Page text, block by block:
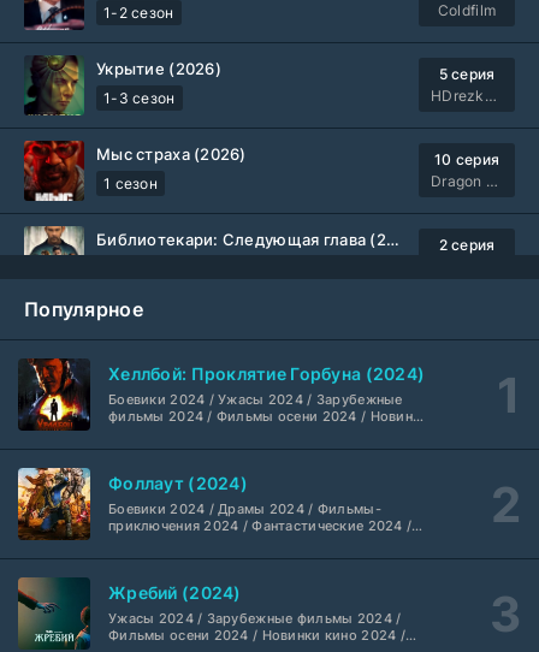
1-2 сезон
Coldfilm
Укрытие (2026)
1-3 сезон
5 серия
HDrezka Studio
Мыс страха (2026)
1 сезон
10 серия
Dragon Money Studio
Библиотекари: Следующая глава (2026)
2 серия
Анна медиум (2021-2026)
Преступление с низким IQ (2026)
1 сезон
24 серия
DubLik.TV
Страна боев (2026)
1 сезон
Coldfilm
Популярное
Хеллбой: Проклятие Горбуна (2024)
Боевики 2024 / Ужасы 2024 / Зарубежные
фильмы 2024 / Фильмы осени 2024 / Новинки
2024 / Американские фильмы / Фильмы
высоким рейтингом / Интересные фильмы /
Крутые фильмы / Популярные фильмы
Фоллаут (2024)
Боевики 2024 / Драмы 2024 / Фильмы-
приключения 2024 / Фантастические 2024 /
смотреть / Сериалы в 4K UHD / Американские
Жребий (2024)
Ужасы 2024 / Зарубежные фильмы 2024 /
Фильмы осени 2024 / Новинки кино 2024 /